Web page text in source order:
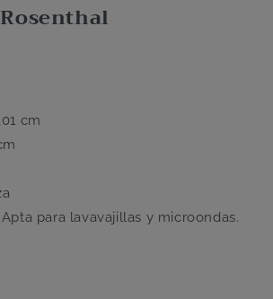
cm
Apta para lavavajillas y microondas.